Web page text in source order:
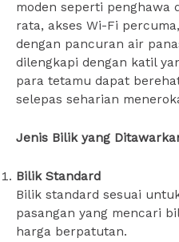
moden seperti penghawa
rata, akses Wi-Fi
dengan pancuran air
dilengkapi dengan katil
para tetamu dapat
selepas seharian
Jenis Bilik yang
Bilik Standard
Bilik standard sesuai
pasangan yang mencari
harga berpatutan.